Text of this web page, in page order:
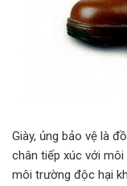
Giày, ủng bảo vệ là
chân tiếp xúc với
môi trường độc hại